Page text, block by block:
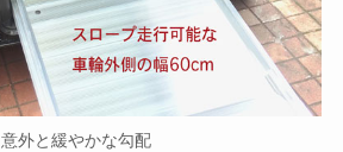
意外と緩やかな勾配